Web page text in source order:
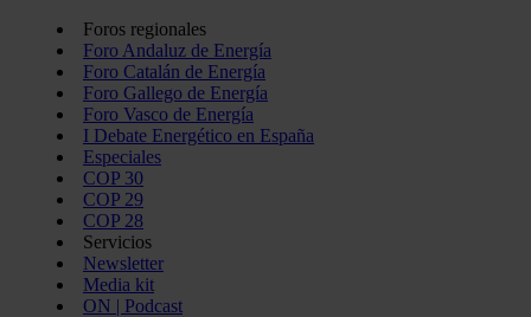
Foros regionales
Foro Andaluz de Energía
Foro Catalán de Energía
Foro Gallego de Energía
Foro Vasco de Energía
I Debate Energético en España
Especiales
COP 30
COP 29
COP 28
Servicios
Newsletter
Media kit
ON | Podcast